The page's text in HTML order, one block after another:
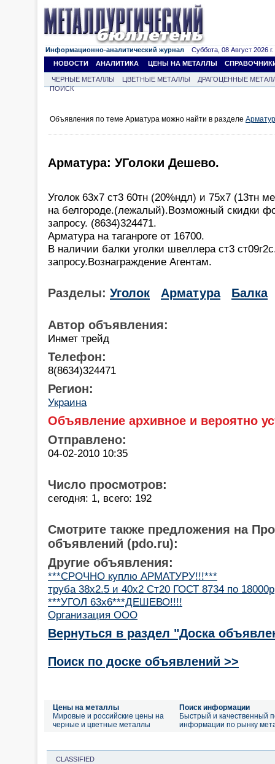
Информационно-аналитический журнал Суббота, 08 Август 2026 г.
НОВОСТИ
АНАЛИТИКА ЦЕНЫ НА МЕТАЛЛЫ
ЧЕРНЫЕ МЕТАЛЛЫ ЦВЕТНЫЕ МЕТАЛЛЫ
ДРАГОЦЕННЫЕ
ПОИСК
Объявления по теме Арматура можно найти в разделе
Арматура: УГолоки Дешево.
Уголок 63х7 ст3 60тн (20%ндл) и 75х7 (13тн
на белгороде.(лежалый).Возможный скидки
запросу. (8634)324471.
Арматура на таганроге от 16700.
В наличии балки уголки швеллера ст3
запросу.Вознаграждение Агентам.
Разделы: Уголок Арматура Балка
Автор объявления:
Инмет трейд
Телефон:
8(8634)324471
Регион:
Украина
Объявление архивное и вероятно
Отправлено:
04-02-2010 10:35
Число просмотров:
сегодня: 1, всего: 192
Смотрите также предложения на
объявлений (pdo.ru):
Другие объявления:
***СРОЧНО куплю АРМАТУРУ!!!***
труба 38х2.5 и 40х2 Ст20 ГОСТ 8734 по 18000р
***УГОЛ 63х6***ДЕШЕВО!!!!
Организация ООО
Вернуться в раздел "Доска
Поиск по доске объявлений >>
Цены на металлы
Мировые и российские цены на
черные и цветные металлы
Поиск информации
Быстрый и качественный
информации по рынку
CLASSIFIED